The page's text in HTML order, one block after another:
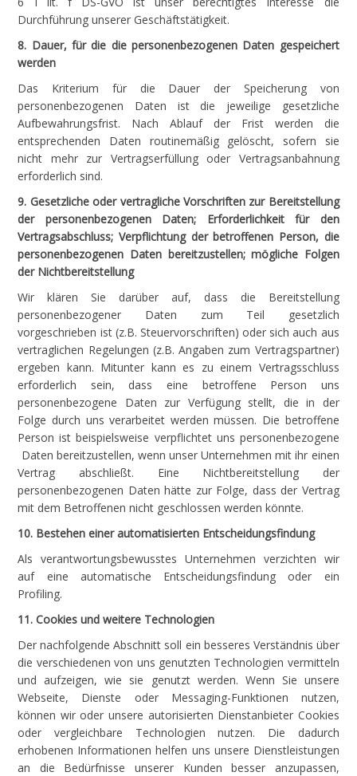
Durchführung unserer Geschäftstätigkeit.
8. Dauer, für die die personenbezogenen Daten gespeichert
werden
Das Kriterium für die Dauer der Speicherung von
personenbezogenen Daten ist die jeweilige gesetzliche
Aufbewahrungsfrist. Nach Ablauf der Frist werden die
entsprechenden Daten routinemäßig gelöscht, sofern sie
nicht mehr zur Vertragserfüllung oder Vertragsanbahnung
erforderlich sind.
9. Gesetzliche oder vertragliche Vorschriften zur Bereitstellung
der personenbezogenen Daten; Erforderlichkeit für den
Vertragsabschluss; Verpflichtung der betroffenen Person, die
personenbezogenen Daten bereitzustellen; mögliche Folgen
der Nichtbereitstellung
Wir klären Sie darüber auf, dass die Bereitstellung
personenbezogener Daten zum Teil gesetzlich
vorgeschrieben ist (z.B. Steuervorschriften) oder sich auch aus
vertraglichen Regelungen (z.B. Angaben zum Vertragspartner)
ergeben kann. Mitunter kann es zu einem Vertragsschluss
erforderlich sein, dass eine betroffene Person uns
personenbezogene Daten zur Verfügung stellt, die in der
Folge durch uns verarbeitet werden müssen. Die betroffene
Person ist beispielsweise verpflichtet uns personenbezogene
Daten bereitzustellen, wenn unser Unternehmen mit ihr einen
Vertrag abschließt. Eine Nichtbereitstellung der
personenbezogenen Daten hätte zur Folge, dass der Vertrag
mit dem Betroffenen nicht geschlossen werden könnte.
10. Bestehen einer automatisierten Entscheidungsfindung
Als verantwortungsbewusstes Unternehmen verzichten wir
auf eine automatische Entscheidungsfindung oder ein
Profiling.
11. Cookies und weitere Technologien
Der nachfolgende Abschnitt soll ein besseres Verständnis über
die verschiedenen von uns genutzten Technologien vermitteln
und aufzeigen, wie sie genutzt werden. Wenn Sie unsere
Webseite, Dienste oder Messaging-Funktionen nutzen,
können wir oder unsere autorisierten Dienstanbieter Cookies
oder vergleichbare Technologien nutzen. Die dadurch
erhobenen Informationen helfen uns unsere Dienstleistungen
an die Bedürfnisse unserer Kunden besser anzupassen,